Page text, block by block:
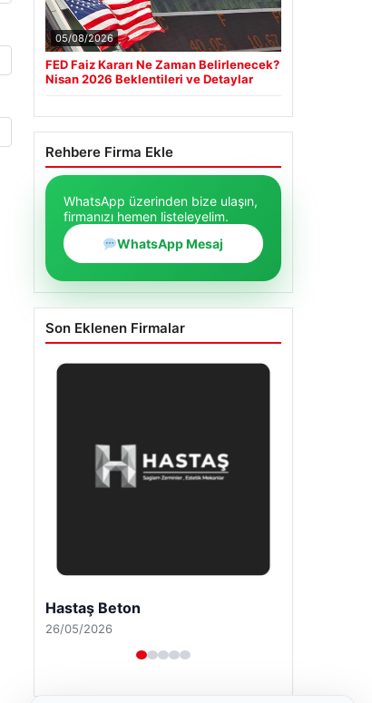
05/08/2026
FED Faiz Kararı Ne Zaman Belirlenecek?
Nisan 2026 Beklentileri ve Detaylar
Rehbere Firma Ekle
WhatsApp üzerinden bize ulaşın,
firmanızı hemen listeleyelim.
WhatsApp Mesaj
Son Eklenen Firmalar
Hastaş Beton
26/05/2026